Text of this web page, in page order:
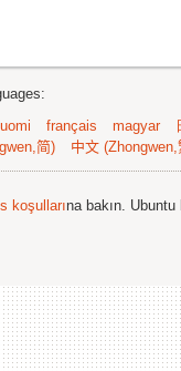
français magyar
简) 中文 (Zhongwen,
koşullarına bakın.